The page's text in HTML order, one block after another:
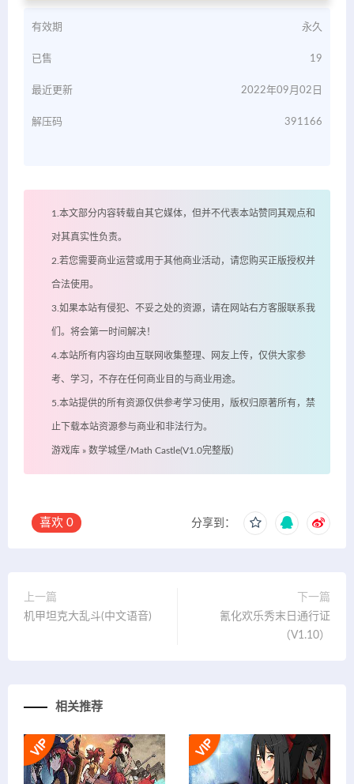
有效期 永久
已售 19
最近更新 2022年09月02日
解压码 391166
1.本文部分内容转载自其它媒体，但并不代表本站赞同其观点和
对其真实性负责。
2.若您需要商业运营或用于其他商业活动，请您购买正版授权并
合法使用。
3.如果本站有侵犯、不妥之处的资源，请在网站右方客服联系我
们。将会第一时间解决！
4.本站所有内容均由互联网收集整理、网友上传，仅供大家参
考、学习，不存在任何商业目的与商业用途。
5.本站提供的所有资源仅供参考学习使用，版权归原著所有，禁
止下载本站资源参与商业和非法行为。
游戏库 » 数学城堡/Math Castle(V1.0完整版)
喜欢 0 分享到：
上一篇
机甲坦克大乱斗(中文语音)
下一篇
氰化欢乐秀末日通行证
（V1.10）
相关推荐